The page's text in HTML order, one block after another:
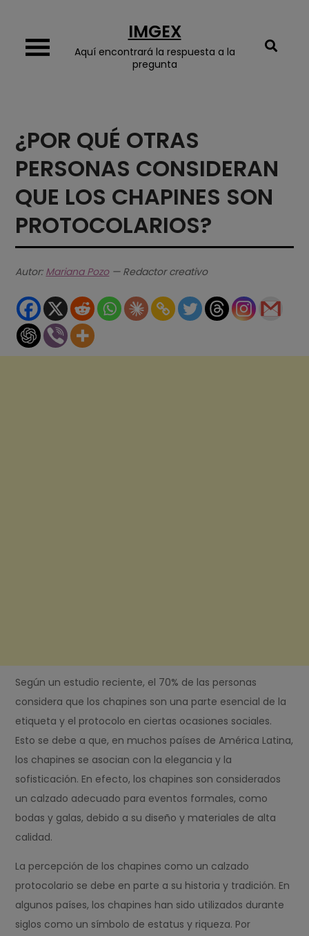
content
IMGEX
Aquí encontrará la respuesta a la
pregunta
¿POR QUÉ OTRAS
PERSONAS CONSIDERAN
QUE LOS CHAPINES SON
PROTOCOLARIOS?
Autor: Mariana Pozo— Redactor creativo
Según un estudio reciente, el 70% de las personas
considera que los chapines son una parte esencial de la
etiqueta y el protocolo en ciertas ocasiones sociales.
Esto se debe a que, en muchos países de América Latina,
los chapines se asocian con la elegancia y la
sofisticación. En efecto, los chapines son considerados
un calzado adecuado para eventos formales, como
bodas y galas, debido a su diseño y materiales de alta
calidad.
La percepción de los chapines como un calzado
protocolario se debe en parte a su historia y tradición. En
algunos países, los chapines han sido utilizados durante
siglos como un símbolo de estatus y riqueza. Por